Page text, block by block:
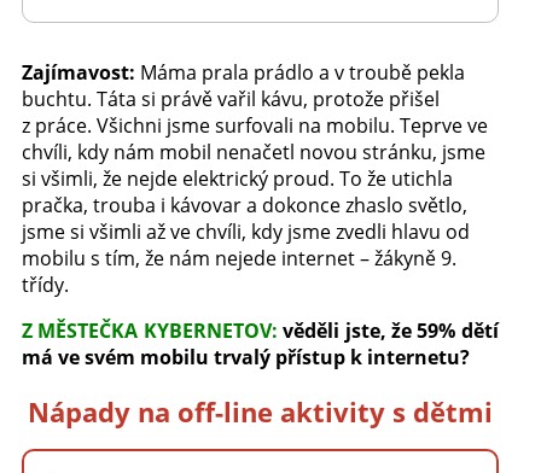
Zajímavost: Máma prala prádlo a v troubě pekla
buchtu. Táta si právě vařil kávu, protože přišel
z práce. Všichni jsme surfovali na mobilu. Teprve ve
chvíli, kdy nám mobil nenačetl novou stránku, jsme
si všimli, že nejde elektrický proud. To že utichla
pračka, trouba i kávovar a dokonce zhaslo světlo,
jsme si všimli až ve chvíli, kdy jsme zvedli hlavu od
mobilu s tím, že nám nejede internet – žákyně 9.
třídy.
Z MĚSTEČKA KYBERNETOV: věděli jste, že 59% dětí
má ve svém mobilu trvalý přístup k internetu?
Nápady na off-line aktivity s dětmi